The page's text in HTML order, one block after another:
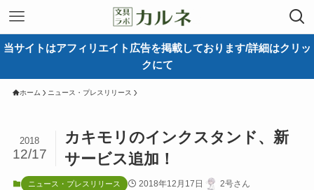
当サイトはアフィリエイト広告を掲載しております/詳細はクリッ
クにて
ホーム ニュース・プレスリリース
カキモリのインクスタンド、新
サービス追加！
2018
12/17
ニュース・プレスリリース 2018年12月17日 2号さん